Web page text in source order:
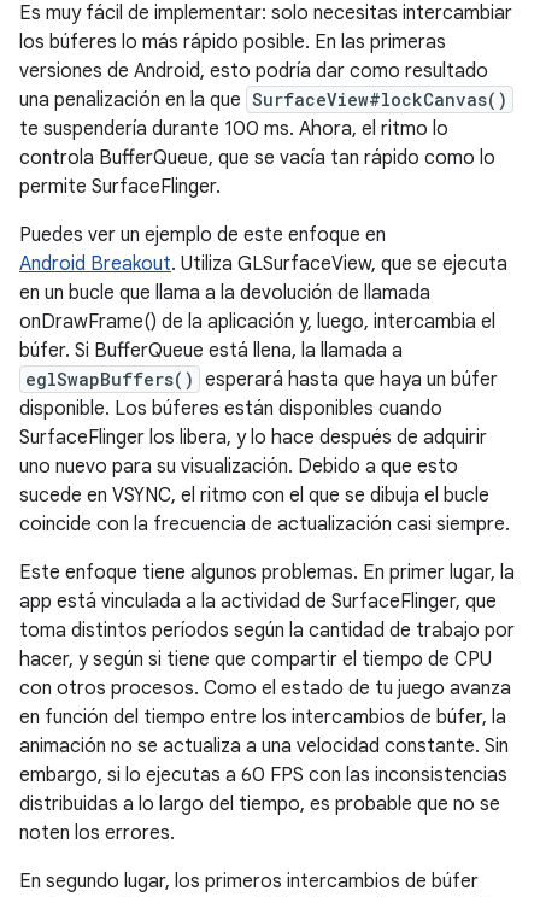
Es muy fácil de implementar: solo necesitas intercambiar
los búferes lo más rápido posible. En las primeras
versiones de Android, esto podría dar como resultado
una penalización en la que SurfaceView#lockCanvas()
te suspendería durante 100 ms. Ahora, el ritmo lo
controla BufferQueue, que se vacía tan rápido como lo
permite SurfaceFlinger.
Puedes ver un ejemplo de este enfoque en
Android Breakout. Utiliza GLSurfaceView, que se ejecuta
en un bucle que llama a la devolución de llamada
onDrawFrame() de la aplicación y, luego, intercambia el
búfer. Si BufferQueue está llena, la llamada a
eglSwapBuffers() esperará hasta que haya un búfer
disponible. Los búferes están disponibles cuando
SurfaceFlinger los libera, y lo hace después de adquirir
uno nuevo para su visualización. Debido a que esto
sucede en VSYNC, el ritmo con el que se dibuja el bucle
coincide con la frecuencia de actualización casi siempre.
Este enfoque tiene algunos problemas. En primer lugar, la
app está vinculada a la actividad de SurfaceFlinger, que
toma distintos períodos según la cantidad de trabajo por
hacer, y según si tiene que compartir el tiempo de CPU
con otros procesos. Como el estado de tu juego avanza
en función del tiempo entre los intercambios de búfer, la
animación no se actualiza a una velocidad constante. Sin
embargo, si lo ejecutas a 60 FPS con las inconsistencias
distribuidas a lo largo del tiempo, es probable que no se
noten los errores.
En segundo lugar, los primeros intercambios de búfer